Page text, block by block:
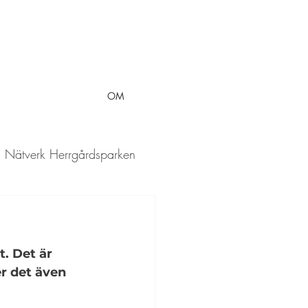
OM
Nätverk Herrgårdsparken
Det är
det även